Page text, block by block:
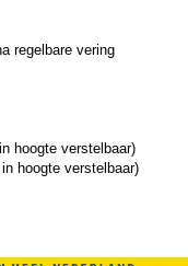
regelbare vering
hoogte verstelbaar)
hoogte verstelbaar)